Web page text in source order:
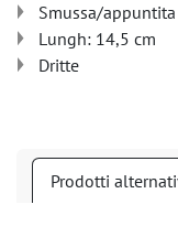
Smussa/appuntita
Lungh: 14,5 cm
Dritte
Prodotti